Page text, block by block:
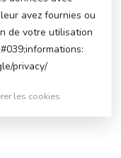
avez fournies ou
de votre utilisation
privacy/
les cookies